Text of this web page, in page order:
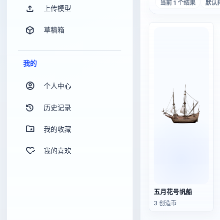
上传模型
草稿箱
我的
个人中心
历史记录
我的收藏
我的喜欢
当前 1 个结果 默认
五月花号帆船
3 创造币